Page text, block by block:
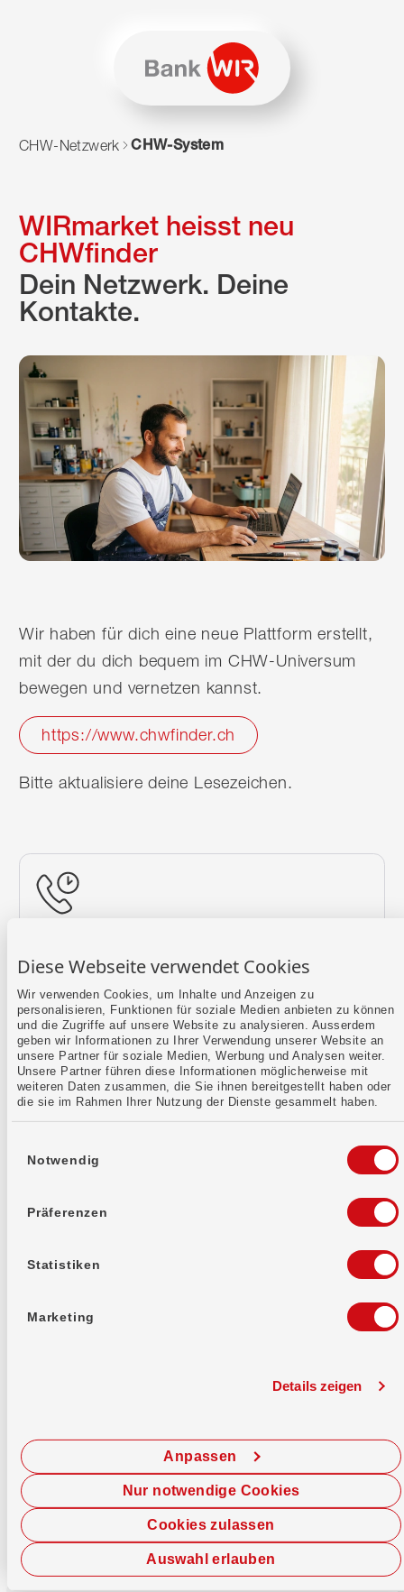
Diese Webseite verwendet Cookies
Wir verwenden Cookies, um Inhalte und Anzeigen zu
personalisieren, Funktionen für soziale Medien anbieten zu können
und die Zugriffe auf unsere Website zu analysieren. Ausserdem
geben wir Informationen zu Ihrer Verwendung unserer Website an
unsere Partner für soziale Medien, Werbung und Analysen weiter.
Unsere Partner führen diese Informationen möglicherweise mit
weiteren Daten zusammen, die Sie ihnen bereitgestellt haben oder
die sie im Rahmen Ihrer Nutzung der Dienste gesammelt haben.
Notwendig
Präferenzen
Statistiken
Marketing
Details zeigen
Cookies zulassen
Anpassen
Auswahl erlauben
Nur notwendige Cookies
Zum Navigieren dieser Seite wird JavaScript benötigt.
CHW-Netzwerk CHW-System
WIRmarket heisst neu
CHWfinder
Dein Netzwerk. Deine
Kontakte.
Wir haben für dich eine neue Plattform erstellt,
mit der du dich bequem im CHW-Universum
bewegen und vernetzen kannst.
https://www.chwfinder.ch
Bitte aktualisiere deine Lesezeichen.
Mehr erfahren
Kontaktformular
Jetzt chatten